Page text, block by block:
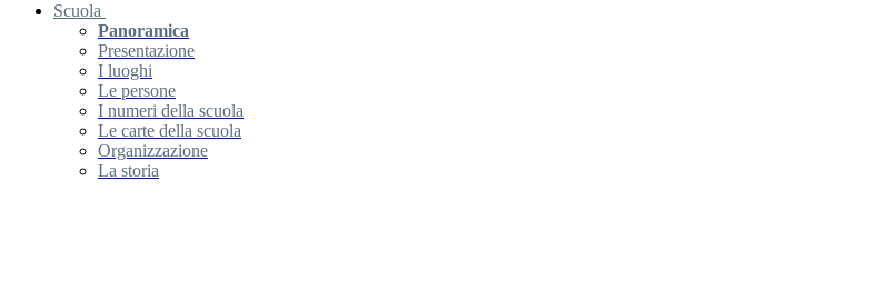
Scuola
Panoramica
Presentazione
I luoghi
Le persone
I numeri della scuola
Le carte della scuola
Organizzazione
La storia